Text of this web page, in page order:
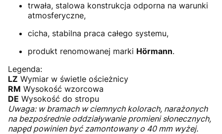
trwała, stalowa konstrukcja odporna na warunki
atmosferyczne,
cicha, stabilna praca całego systemu,
produkt renomowanej marki Hörmann.
Legenda:
LZ Wymiar w świetle ościeżnicy
RM Wysokość wzorcowa
DE Wysokość do stropu
Uwaga: w bramach w ciemnych kolorach, narażonych
na bezpośrednie oddziaływanie promieni słonecznych,
napęd powinien być zamontowany o 40 mm wyżej.